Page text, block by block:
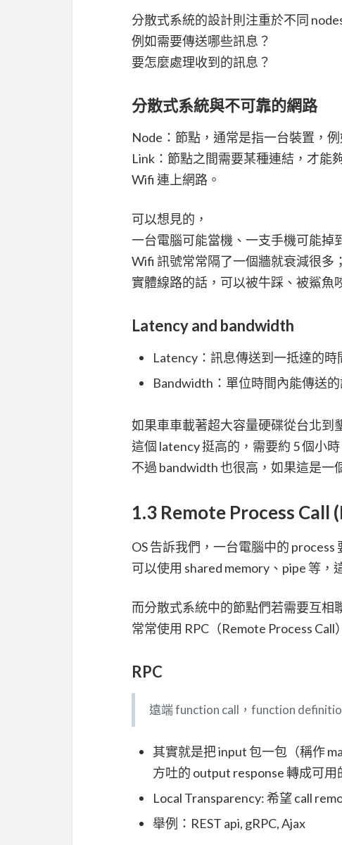
分散式系統的設計則注重於不同
例如需要傳送哪些訊息？
要怎麼處理收到的訊息？
分散式系統與不可靠的網路
Node：節點，通常是指一台裝置，例
Link：節點之間需要某種連結，才能
Wifi 連上網路。
可以想見的，
一台電腦可能當機、一支手機可能掉
Wifi 訊號常常隔了一個牆就衰減很多；
實體線路的話，可以被牛踩、被鯊魚
Latency and bandwidth
Latency：訊息傳送到一抵達的時
Bandwidth：單位時間內能傳送
如果車車載著超大容量硬碟從台北到
這個 latency 挺高的，需要約 5 個小
不過 bandwidth 也很高，如果這是一
1.3 Remote Process Call
OS 告訴我們，一台電腦中的 process
可以使用 shared memory、pipe 等，
而分散式系統中的節點們若需要互相
常常使用 RPC（Remote Process Call
RPC
遠端 function call，function
其實就是把 input 包一包（稱作
方吐的 output response 轉成可用
Local Transparency: 希望 call
舉例：REST api, gRPC, Ajax